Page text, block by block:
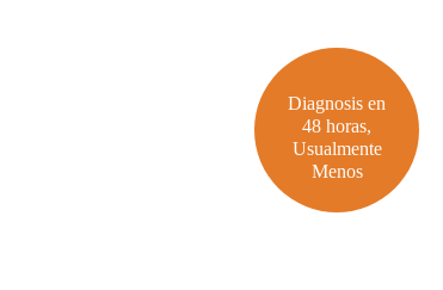
Diagnosis en
48 horas,
Usualmente
Menos